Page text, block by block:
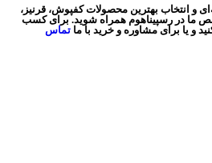
و انتخاب بهترین محصولات کفپوش، قرنیز،
ما در رسپیناهوم همراه شوید. برای کسب
و یا برای مشاوره و خرید با ما تماس